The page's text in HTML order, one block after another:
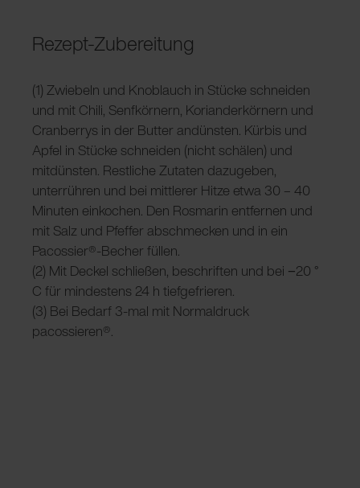
Rezept-Zubereitung
(1) Zwiebeln und Knoblauch in Stücke schneiden
und mit Chili, Senfkörnern, Korianderkörnern und
Cranberrys in der Butter andünsten. Kürbis und
Apfel in Stücke schneiden (nicht schälen) und
mitdünsten. Restliche Zutaten dazugeben,
unterrühren und bei mittlerer Hitze etwa 30 – 40
Minuten einkochen. Den Rosmarin entfernen und
mit Salz und Pfeffer abschmecken und in ein
Pacossier®-Becher füllen.
(2) Mit Deckel schließen, beschriften und bei −20 °
C für mindestens 24 h tiefgefrieren.
(3) Bei Bedarf 3-mal mit Normaldruck
pacossieren®.